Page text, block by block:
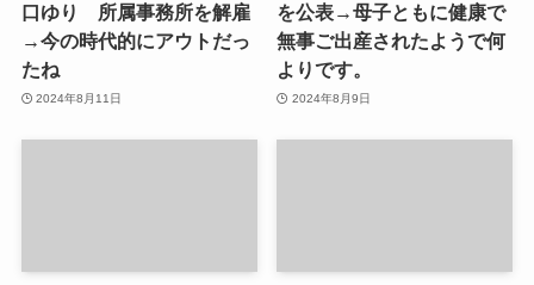
口ゆり 所属事務所を解雇
→今の時代的にアウトだっ
たね
2024年8月11日
を公表→母子ともに健康で
無事ご出産されたようで何
よりです。
2024年8月9日